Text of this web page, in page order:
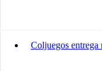
Coljuegos entrega